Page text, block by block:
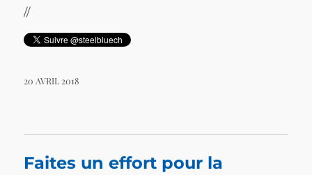
//
20 AVRIL 2018
Faites un effort pour la